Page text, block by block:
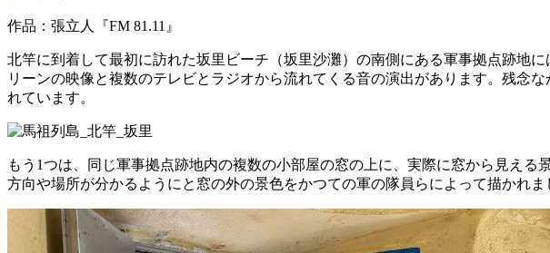
作品：張立人『FM 81.11』
北竿に到着して最初に訪れた坂里ビーチ（坂里沙灘）の南側にある軍事拠点跡地
リーンの映像と複数のテレビとラジオから流れてくる音の演出があります。残念
れています。
もう1つは、同じ軍事拠点跡地内の複数の小部屋の窓の上に、実際に窓から見え
方向や場所が分かるようにと窓の外の景色をかつての軍の隊員らによって描かれま